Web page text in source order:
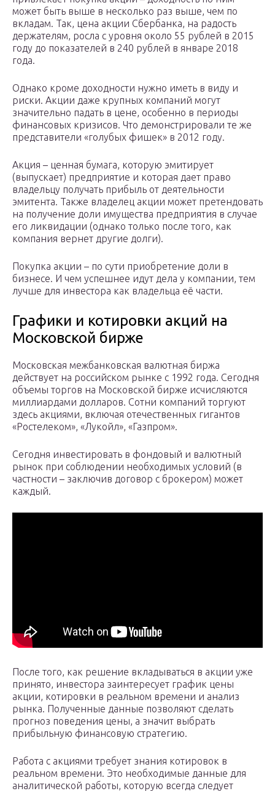
может быть выше в несколько раз выше, чем по
вкладам. Так, цена акции Сбербанка, на радость
держателям, росла с уровня около 55 рублей в 2015
году до показателей в 240 рублей в январе 2018
года.
Однако кроме доходности нужно иметь в виду и
риски. Акции даже крупных компаний могут
значительно падать в цене, особенно в периоды
финансовых кризисов. Что демонстрировали те же
представители «голубых фишек» в 2012 году.
Акция – ценная бумага, которую эмитирует
(выпускает) предприятие и которая дает право
владельцу получать прибыль от деятельности
эмитента. Также владелец акции может претендовать
на получение доли имущества предприятия в случае
его ликвидации (однако только после того, как
компания вернет другие долги).
Покупка акции – по сути приобретение доли в
бизнесе. И чем успешнее идут дела у компании, тем
лучше для инвестора как владельца её части.
Графики и котировки акций на
Московской бирже
Московская межбанковская валютная биржа
действует на российском рынке с 1992 года. Сегодня
объемы торгов на Московской бирже исчисляются
миллиардами долларов. Сотни компаний торгуют
здесь акциями, включая отечественных гигантов
«Ростелеком», «Лукойл», «Газпром».
Сегодня инвестировать в фондовый и валютный
рынок при соблюдении необходимых условий (в
частности – заключив договор с брокером) может
каждый.
После того, как решение вкладываться в акции уже
принято, инвестора заинтересует график цены
акции, котировки в реальном времени и анализ
рынка. Полученные данные позволяют сделать
прогноз поведения цены, а значит выбрать
прибыльную финансовую стратегию.
Работа с акциями требует знания котировок в
реальном времени. Это необходимые данные для
аналитической работы, которую всегда следует